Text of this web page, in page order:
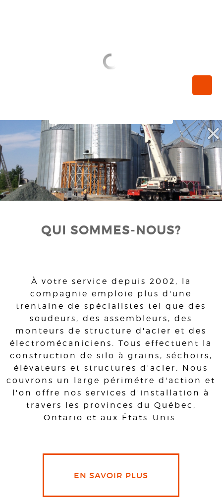
QUI SOMMES-NOUS?
À votre service depuis 2002, la
compagnie emploie plus d'une
trentaine de spécialistes tel que des
soudeurs, des assembleurs, des
monteurs de structure d'acier et des
électromécaniciens. Tous effectuent la
construction de silo à grains, séchoirs,
élévateurs et structures d'acier. Nous
couvrons un large périmétre d'action et
l'on offre nos services d'installation à
travers les provinces du Québec,
Ontario et aux États-Unis.
EN SAVOIR PLUS